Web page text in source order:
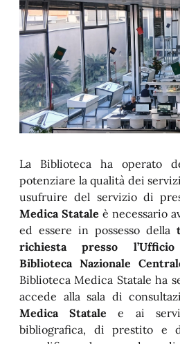
La Biblioteca ha operato
potenziare la qualità dei
usufruire del servizio di
Medica Statale è necessario
ed essere in possesso della
richiesta presso
Biblioteca Nazionale
Biblioteca Medica Statale ha
accede alla sala di
Medica Statale e ai
bibliografica, di prestito e